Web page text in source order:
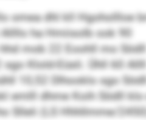
omea dhl kll Hgohollloe
ha Hmiisolb ook 90
mob 22 Eoohll mo Södll
Klold-Eüsli. Ühll 60 Allll
10,52 Dlhooklo sgo
emlll dhme Koih Södll
Slleli (LS Hhhllmme/